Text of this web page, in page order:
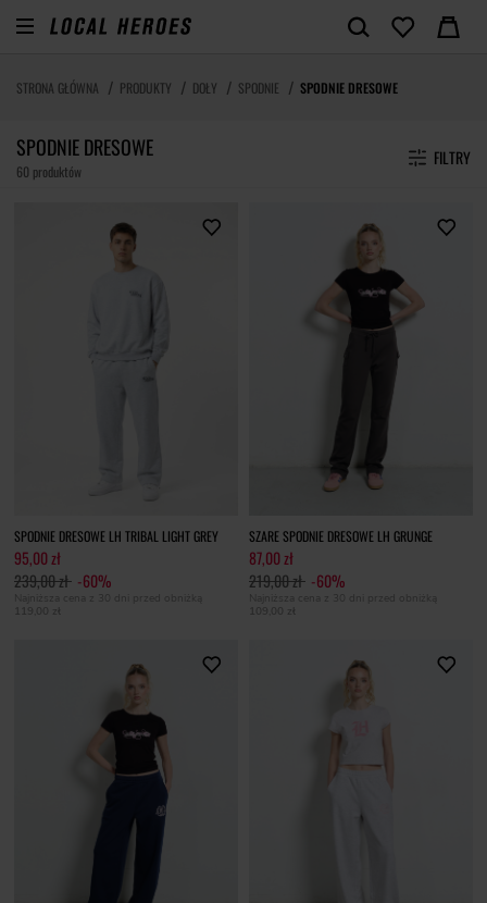
STRONA GŁÓWNA PRODUKTY DOŁY SPODNIE SPODNIE DRESOWE
SPODNIE DRESOWE
60 produktów
FILTRY
SPODNIE DRESOWE LH TRIBAL LIGHT GREY
95,00 zł
239,00 zł -60%
Najniższa cena z 30 dni przed obniżką
119,00 zł
SZARE SPODNIE DRESOWE LH GRUNGE
87,00 zł
219,00 zł -60%
Najniższa cena z 30 dni przed obniżką
109,00 zł